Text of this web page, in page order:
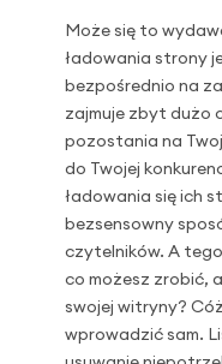
Może się to
ładowania strony
bezpośrednio na
zajmuje zbyt dużo
pozostania na
do Twojej
ładowania się ich
bezsensowny
czytelników. A
co możesz zrobić,
swojej witryny?
wprowadzić sam.